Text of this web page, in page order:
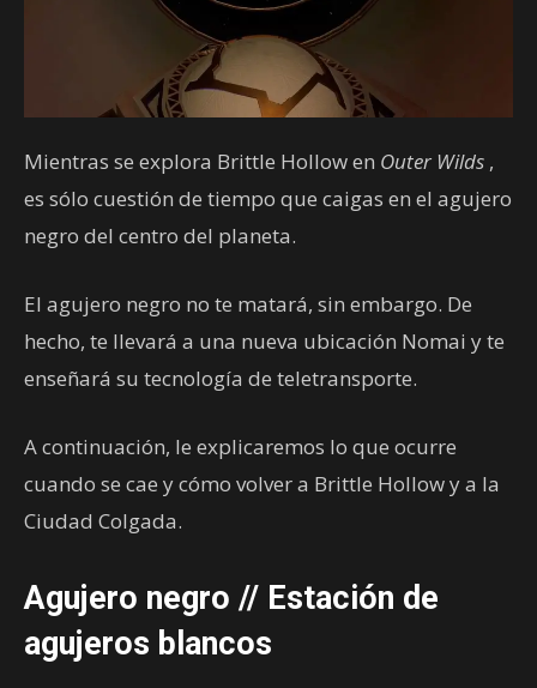
Mientras se explora Brittle Hollow en Outer Wilds ,
es sólo cuestión de tiempo que caigas en el agujero
negro del centro del planeta.
El agujero negro no te matará, sin embargo. De
hecho, te llevará a una nueva ubicación Nomai y te
enseñará su tecnología de teletransporte.
A continuación, le explicaremos lo que ocurre
cuando se cae y cómo volver a Brittle Hollow y a la
Ciudad Colgada.
Agujero negro // Estación de
agujeros blancos